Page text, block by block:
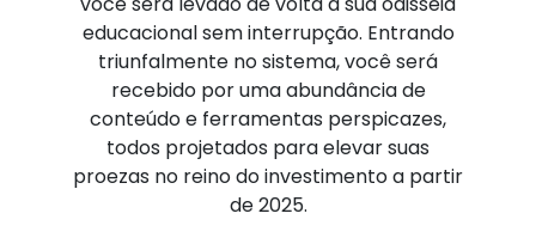
educacional sem interrupção. Entrando
triunfalmente no sistema, você será
recebido por uma abundância de
conteúdo e ferramentas perspicazes,
todos projetados para elevar suas
proezas no reino do investimento a partir
de 2025.